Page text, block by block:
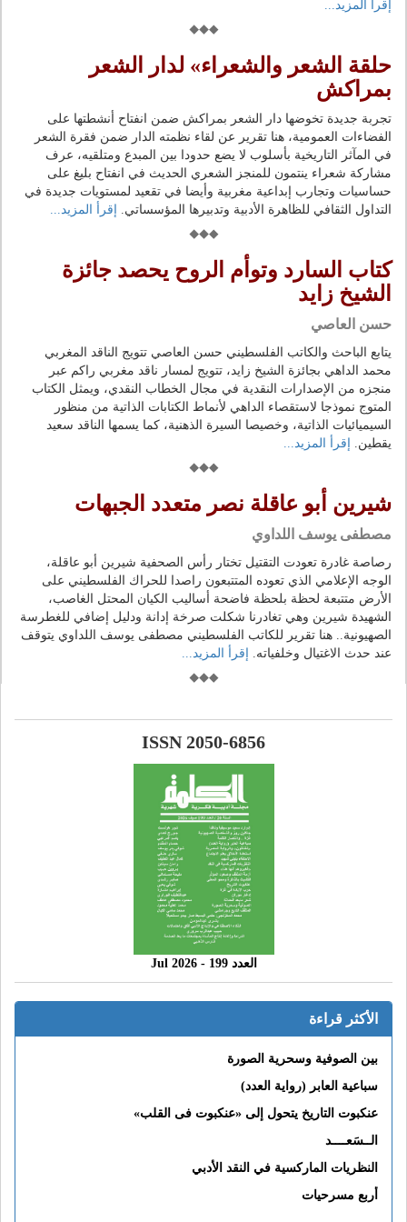
إقرأ المزيد...
حلقة الشعر والشعراء» لدار الشعر
بمراكش
تجربة جديدة تخوضها دار الشعر بمراكش ضمن انفتاح أنشطتها على
الفضاءات العمومية، هنا تقرير عن لقاء نظمته الدار ضمن فقرة الشعر
في المآثر التاريخية بأسلوب لا يضع حدودا بين المبدع ومتلقيه، عرف
مشاركة شعراء ينتمون للمنجز الشعري الحديث في انفتاح بليغ على
حساسيات وتجارب إبداعية مغربية وأيضا في تقعيد لمستويات جديدة في
التداول الثقافي للظاهرة الأدبية وتدبيرها المؤسساتي.
إقرأ المزيد...
كتاب السارد وتوأم الروح يحصد جائزة
الشيخ زايد
حسن العاصي
يتابع الباحث والكاتب الفلسطيني حسن العاصي تتويج الناقد المغربي
محمد الداهي بجائزة الشيخ زايد، تتويج لمسار ناقد مغربي راكم عبر
منجزه من الإصدارات النقدية في مجال الخطاب النقدي، ويمثل الكتاب
المتوج نموذجا لاستقصاء الداهي لأنماط الكتابات الذاتية من منظور
السيميائيات الذاتية، وخصيصا السيرة الذهنية، كما يسمها الناقد سعيد
يقطين.
إقرأ المزيد...
شيرين أبو عاقلة نصر متعدد الجبهات
مصطفى يوسف اللداوي
رصاصة غادرة تعودت التقتيل تختار رأس الصحفية شيرين أبو عاقلة،
الوجه الإعلامي الذي تعوده المتتبعون راصدا للحراك الفلسطيني على
الأرض متتبعة لحظة بلحظة فاضحة أساليب الكيان المحتل الغاصب،
الشهيدة شيرين وهي تغادرنا شكلت صرخة إدانة ودليل إضافي للغطرسة
الصهيونية.. هنا تقرير للكاتب الفلسطيني مصطفى يوسف اللداوي يتوقف
عند حدث الاغتيال وخلفياته.
إقرأ المزيد...
ISSN 2050-6856
العدد 199 - 2026 Jul
الأكثر قراءة
بين الصوفية وسحرية الصورة
سباعية العابر (رواية العدد)
عنكبوت التاريخ يتحول إلى «عنكبوت فى القلب»
الــسَعــــد
النظريات الماركسية في النقد الأدبي
أربع مسرحيات